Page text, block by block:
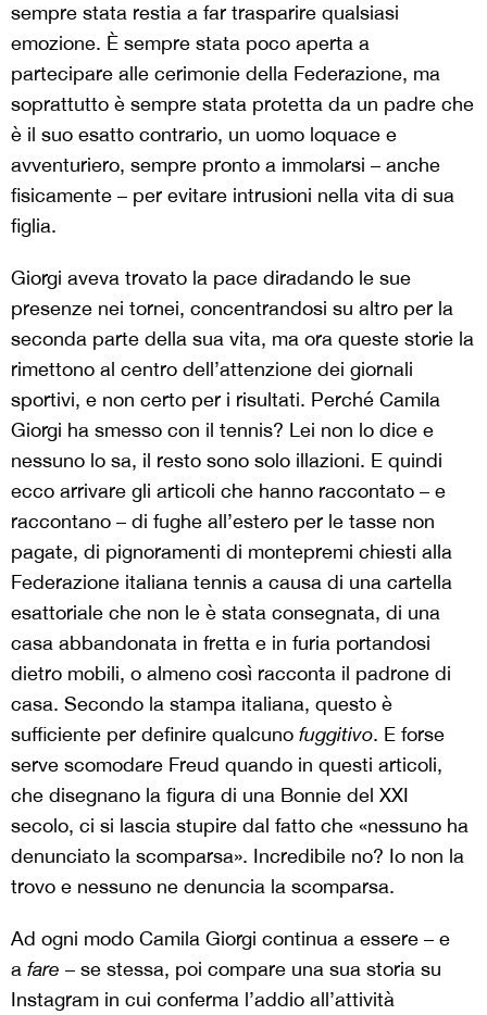
sempre stata restia a far trasparire qualsiasi
emozione. È sempre stata poco aperta a
partecipare alle cerimonie della Federazione, ma
soprattutto è sempre stata protetta da un padre che
è il suo esatto contrario, un uomo loquace e
avventuriero, sempre pronto a immolarsi – anche
fisicamente – per evitare intrusioni nella vita di sua
figlia.
Giorgi aveva trovato la pace diradando le sue
presenze nei tornei, concentrandosi su altro per la
seconda parte della sua vita, ma ora queste storie la
rimettono al centro dell’attenzione dei giornali
sportivi, e non certo per i risultati. Perché Camila
Giorgi ha smesso con il tennis? Lei non lo dice e
nessuno lo sa, il resto sono solo illazioni. E quindi
ecco arrivare gli articoli che hanno raccontato – e
raccontano – di fughe all’estero per le tasse non
pagate, di pignoramenti di montepremi chiesti alla
Federazione italiana tennis a causa di una cartella
esattoriale che non le è stata consegnata, di una
casa abbandonata in fretta e in furia portandosi
dietro mobili, o almeno così racconta il padrone di
casa. Secondo la stampa italiana, questo è
sufficiente per definire qualcuno fuggitivo. E forse
serve scomodare Freud quando in questi articoli,
che disegnano la figura di una Bonnie del XXI
secolo, ci si lascia stupire dal fatto che «nessuno ha
denunciato la scomparsa». Incredibile no? Io non la
trovo e nessuno ne denuncia la scomparsa.
Ad ogni modo Camila Giorgi continua a essere – e
a fare – se stessa, poi compare una sua storia su
Instagram in cui conferma l’addio all’attività